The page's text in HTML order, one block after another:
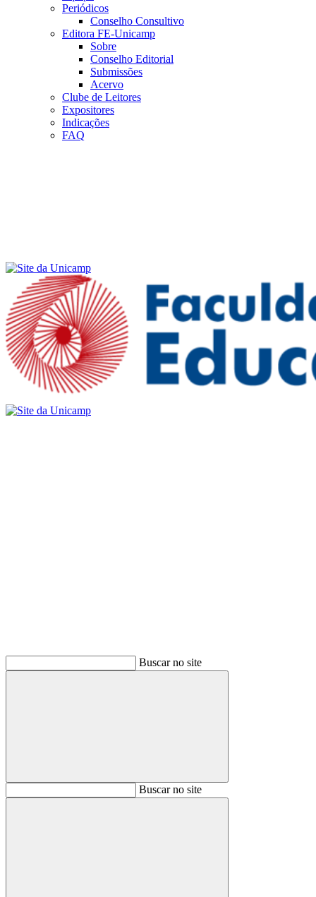
Periódicos
Conselho Consultivo
Editora FE-Unicamp
Sobre
Conselho Editorial
Submissões
Acervo
Clube de Leitores
Expositores
Indicações
FAQ
Buscar no site
BuscarBuscar no site